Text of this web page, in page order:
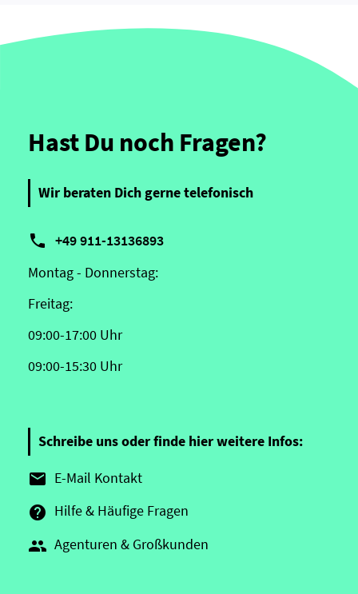
Hast Du noch Fragen?
Wir beraten Dich gerne telefonisch
 +49 911-13136893
Montag - Donnerstag:
Freitag:
09:00-17:00 Uhr
09:00-15:30 Uhr
Schreibe uns oder finde hier weitere Infos:
 E-Mail Kontakt
 Hilfe & Häufige Fragen
 Agenturen & Großkunden